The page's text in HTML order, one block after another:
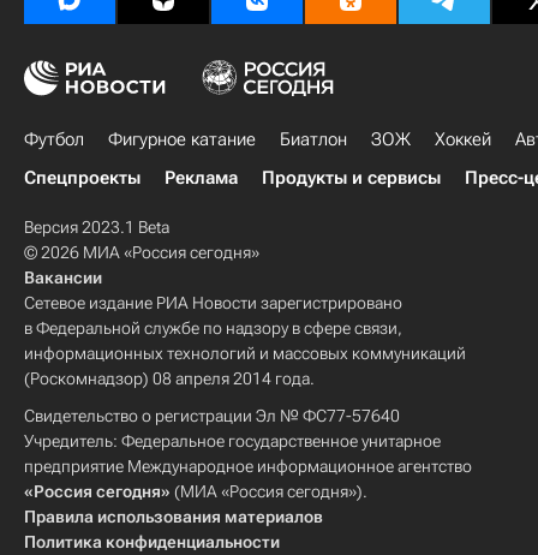
Футбол Фигурное катание Биатлон ЗОЖ Хоккей
Спецпроекты
Реклама Продукты и сервисы Пресс-
Версия 2023.1 Beta
© 2026 МИА «Россия сегодня»
Вакансии
Сетевое издание РИА Новости зарегистрировано
в Федеральной службе по надзору в сфере связи,
информационных технологий и массовых коммуникаций
(Роскомнадзор) 08 апреля 2014 года.
Свидетельство о регистрации Эл № ФС77-57640
Учредитель: Федеральное государственное унитарное
предприятие Международное информационное агентство
«Россия сегодня» (МИА «Россия сегодня»).
Правила использования материалов
Политика конфиденциальности